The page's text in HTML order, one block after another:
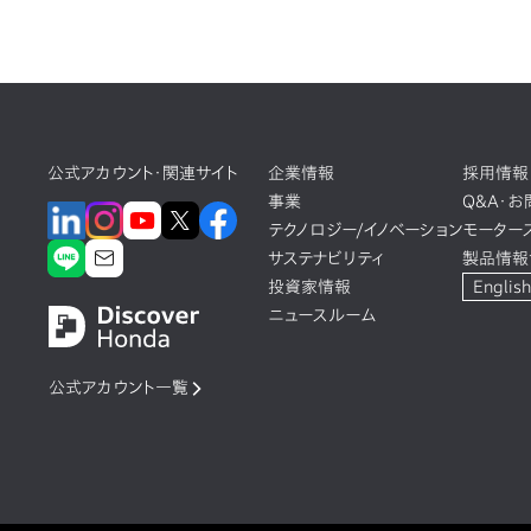
公式アカウント・関連サイト
公式アカウント一覧
企業情報
事業
テクノロジー/イノベーション
サステナビリティ
投資家情報
ニュースルーム
採用情報
Q&A・
モーター
製品情報
English